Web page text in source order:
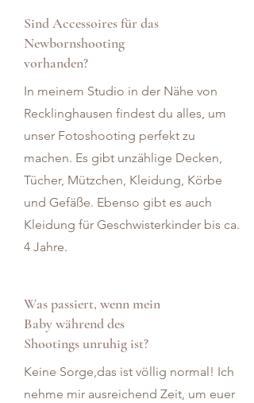
Sind Accessoires für das
Newbornshooting
vorhanden?
In meinem Studio in der Nähe von
Recklinghausen findest du alles, um
unser Fotoshooting perfekt zu
machen. Es gibt unzählige Decken,
Tücher, Mützchen, Kleidung, Körbe
und Gefäße. Ebenso gibt es auch
Kleidung für Geschwisterkinder bis ca.
4 Jahre.
Was passiert, wenn mein
Baby während des
Shootings unruhig ist?
Keine Sorge,das ist völlig normal! Ich
nehme mir ausreichend Zeit, um euer